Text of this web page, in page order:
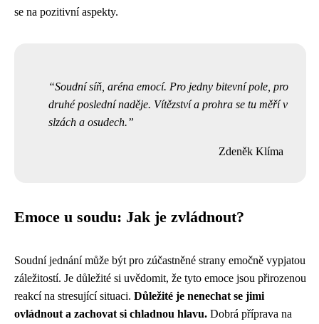
se na pozitivní aspekty.
Soudní síň, aréna emocí. Pro jedny bitevní pole, pro
druhé poslední naděje. Vítězství a prohra se tu měří v
slzách a osudech.
Zdeněk Klíma
Emoce u soudu: Jak je zvládnout?
Soudní jednání může být pro zúčastněné strany emočně vypjatou
záležitostí. Je důležité si uvědomit, že tyto emoce jsou přirozenou
reakcí na stresující situaci. Důležité je nenechat se jimi
ovládnout a zachovat si chladnou hlavu. Dobrá příprava na